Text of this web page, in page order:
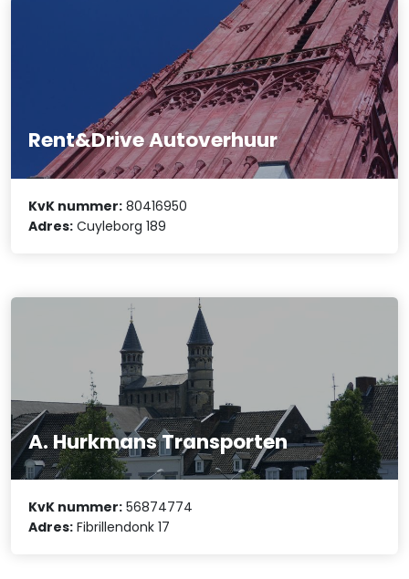
Rent&Drive Autoverhuur
KvK nummer: 80416950
Adres: Cuyleborg 189
A. Hurkmans Transporten
KvK nummer: 56874774
Adres: Fibrillendonk 17